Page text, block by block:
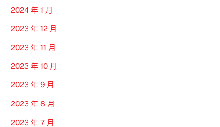
2024 年 1 月
2023 年 12 月
2023 年 11 月
2023 年 10 月
2023 年 9 月
2023 年 8 月
2023 年 7 月